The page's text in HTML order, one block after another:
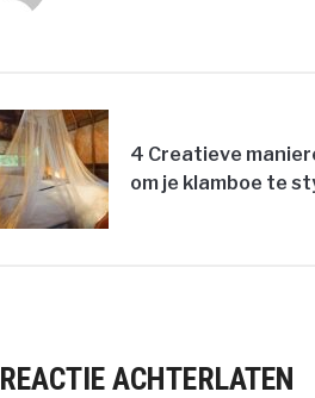
4 Creatieve
om je klamboe te
ACHTERLATEN